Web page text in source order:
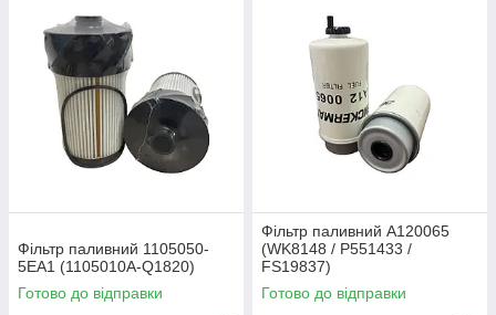
Фільтр паливний 1105050-
5EA1 (1105010A-Q1820)
Готово до відправки
Фільтр паливний A120065
(WK8148 / P551433 /
FS19837)
Готово до відправки